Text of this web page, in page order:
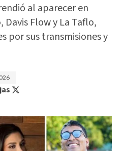
al aparecer en
Flow y La Taflo,
por sus transmisiones y